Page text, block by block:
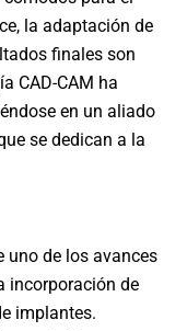
la adaptación de
finales son
CAD-CAM ha
en un aliado
se dedican a la
uno de los avances
incorporación de
implantes.